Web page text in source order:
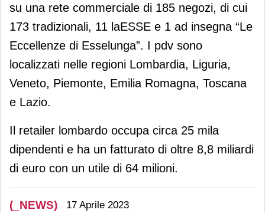
su una rete commerciale di 185 negozi, di cui
173 tradizionali, 11 laESSE e 1 ad insegna “Le
Eccellenze di Esselunga”. I pdv sono
localizzati nelle regioni Lombardia, Liguria,
Veneto, Piemonte, Emilia Romagna, Toscana
e Lazio.
Il retailer lombardo occupa circa 25 mila
dipendenti e ha un fatturato di oltre 8,8 miliardi
di euro con un utile di 64 milioni.
(_NEWS) 17 Aprile 2023